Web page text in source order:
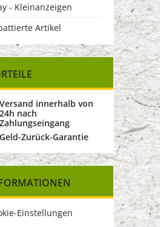
- Kleinanzeigen
Artikel
Versand innerhalb von
24h nach
Zahlungseingang
Geld-Zurück-Garantie
Einstellungen